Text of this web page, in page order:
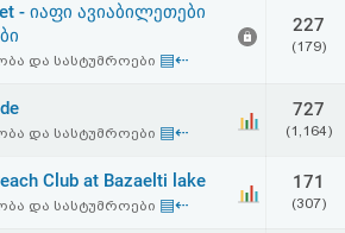
- იაფი ავიაბილეთები
და სასტუმროები ▤⇠
227
(179)
და სასტუმროები ▤⇠
727
(1,164)
Club at Bazaelti lake
და სასტუმროები ▤⇠
171
(307)